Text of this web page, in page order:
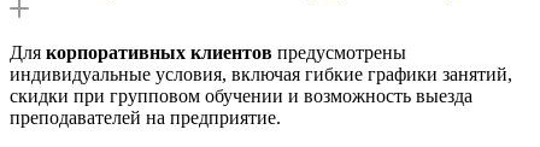
Для корпоративных клиентов предусмотрены
индивидуальные условия, включая гибкие графики занятий,
скидки при групповом обучении и возможность выезда
преподавателей на предприятие.